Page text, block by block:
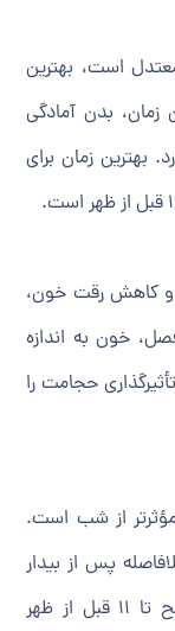
است، بهترین
بدن آمادگی
بهترین زمان برای
و کاهش رقت خون،
خون به اندازه
حجامت را
از شب است.
پس از بیدار
شدن و قبل از صبحانه، از ساعت 7 صبح تا 11 قبل از ظهر